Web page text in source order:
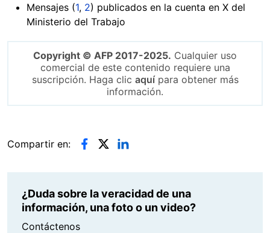
Mensajes (1, 2) publicados en la cuenta en X del
Ministerio del Trabajo
Copyright © AFP 2017-2025. Cualquier uso
comercial de este contenido requiere una
suscripción. Haga clic aquípara obtener más
información.
Compartir en:
¿Duda sobre la veracidad de una
información, una foto o un video?
Contáctenos